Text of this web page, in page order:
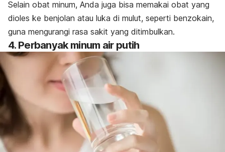
Selain obat minum, Anda juga bisa memakai obat yang
dioles ke benjolan atau luka di mulut, seperti benzokain,
guna mengurangi rasa sakit yang ditimbulkan.
4. Perbanyak minum air putih